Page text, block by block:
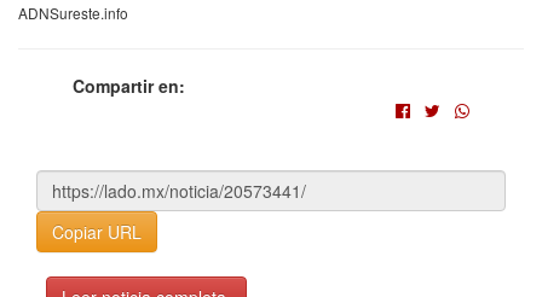
ADNSureste.info
Compartir en:
Copiar URL